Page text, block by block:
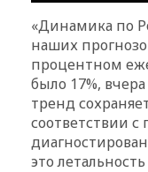
«Динамика по
наших
процентном
было 17%,
тренд
соответствии
это